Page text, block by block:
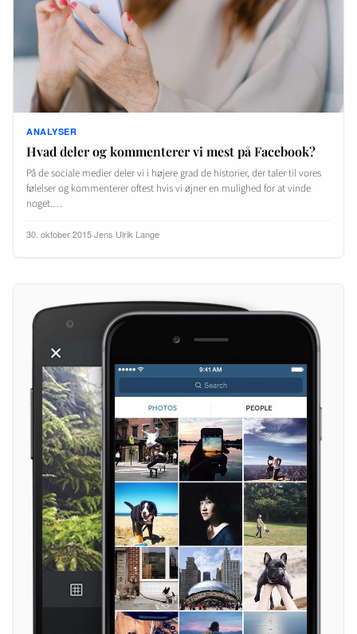
ANALYSER
Hvad deler og kommenterer vi mest på Facebook?
På de sociale medier deler vi i højere grad de historier, der taler til vores
følelser og kommenterer oftest hvis vi øjner en mulighed for at vinde
noget.…
30. oktober 2015·Jens Ulrik Lange